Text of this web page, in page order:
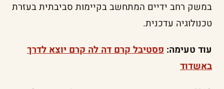
במשק רחב ידיים המתחשב בקיימות סביבתית בעזרת
טכנולוגיה עדכנית.
עוד טעימה: פסטיבל קרם דה לה קרם יוצא לדרך
באשדוד